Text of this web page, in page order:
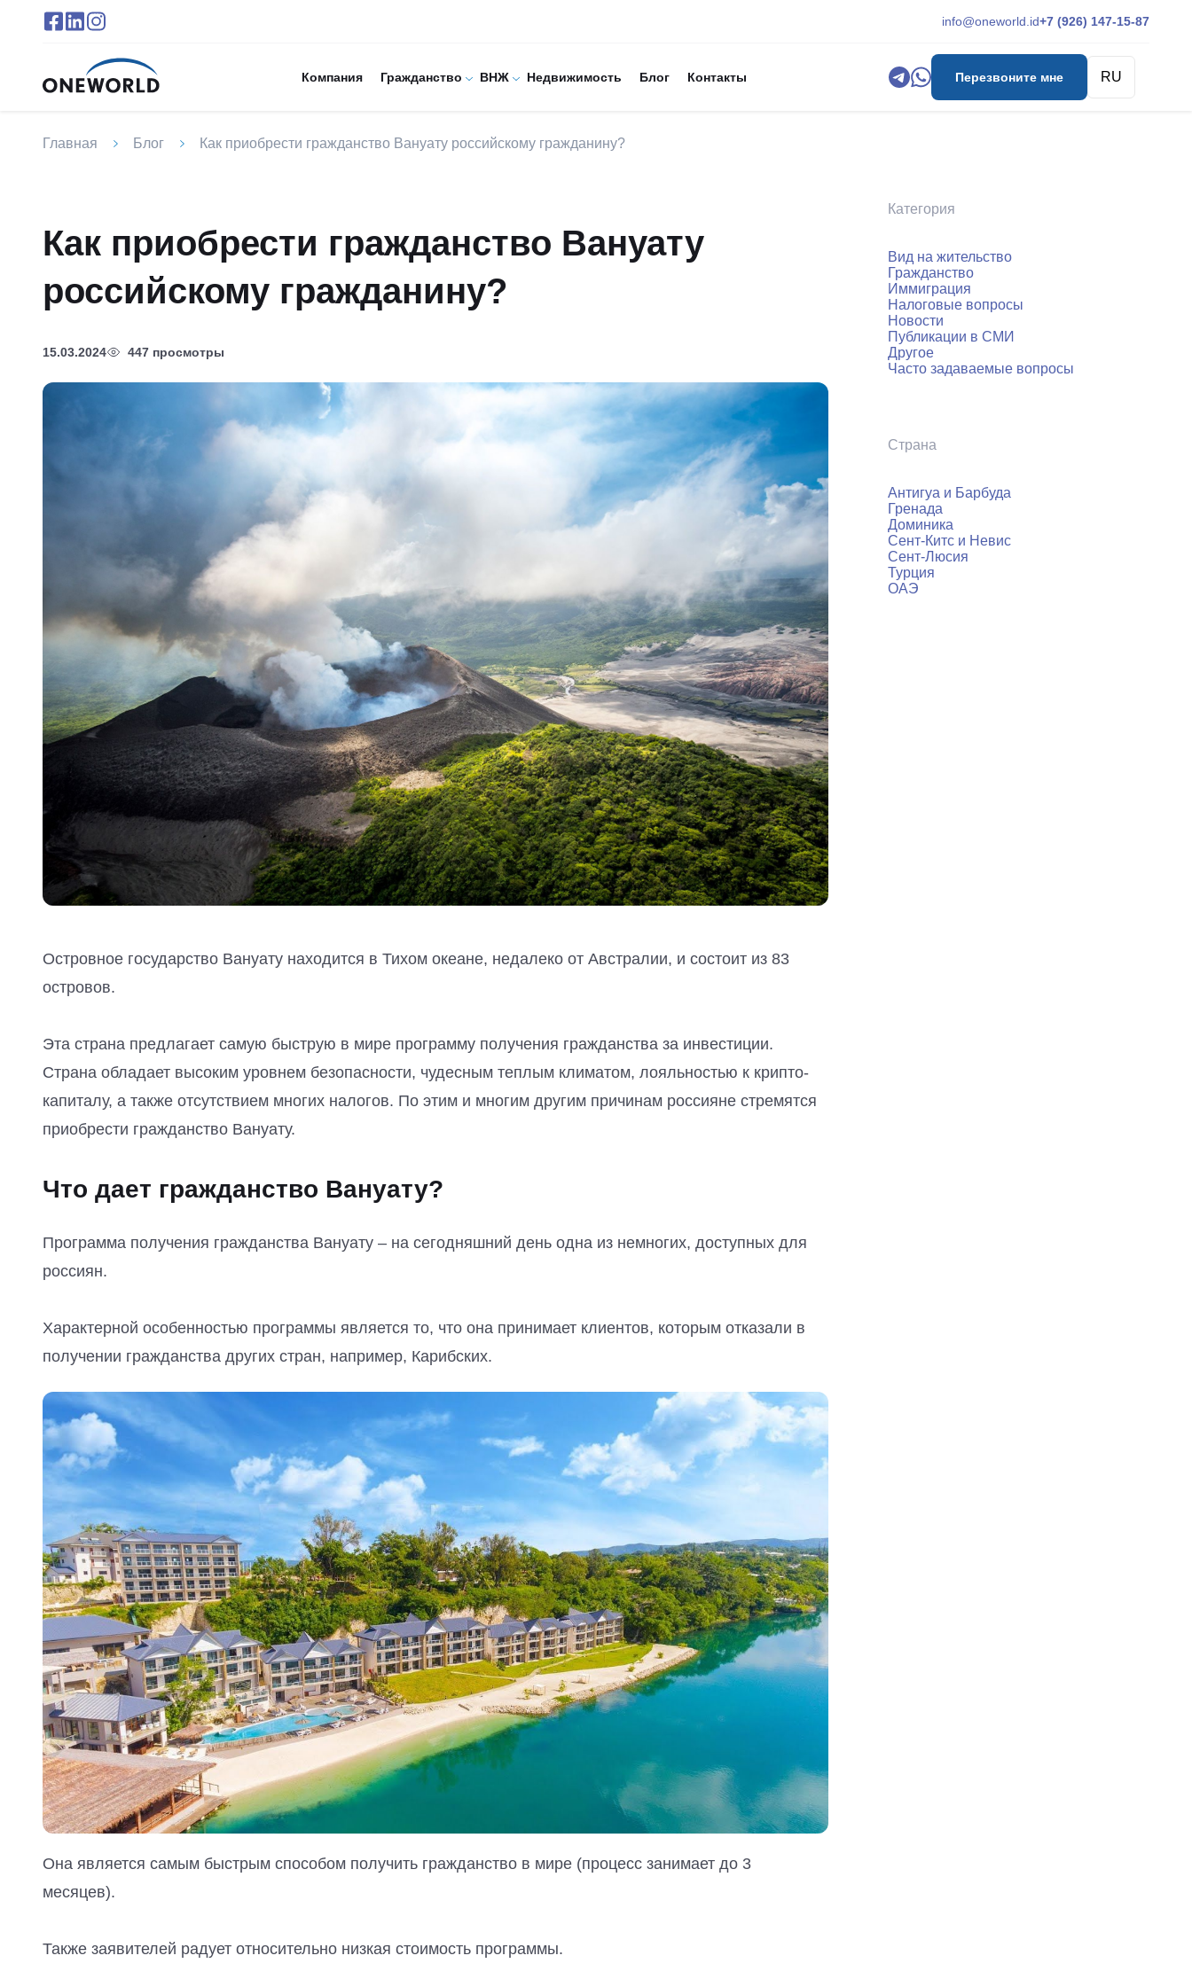
info@oneworld.id+7 (926) 147-15-87
Компания Гражданство ВНЖ Недвижимость Блог Контакты Перезвоните мне RU
Главная Блог Как приобрести гражданство Вануату российскому гражданину?
Как приобрести гражданство Вануату
российскому гражданину?
15.03.2024 447 просмотры
Островное государство Вануату находится в Тихом океане, недалеко от Австралии, и состоит из 83
островов.
Эта страна предлагает самую быструю в мире программу получения гражданства за инвестиции.
Страна обладает высоким уровнем безопасности, чудесным теплым климатом, лояльностью к крипто-
капиталу, а также отсутствием многих налогов. По этим и многим другим причинам россияне стремятся
приобрести гражданство Вануату.
Что дает гражданство Вануату?
Программа получения гражданства Вануату – на сегодняшний день одна из немногих, доступных для
россиян.
Характерной особенностью программы является то, что она принимает клиентов, которым отказали в
получении гражданства других стран, например, Карибских.
Она является самым быстрым способом получить гражданство в мире (процесс занимает до 3
месяцев).
Также заявителей радует относительно низкая стоимость программы.
Категория
Вид на жительство
Гражданство
Иммиграция
Налоговые вопросы
Новости
Публикации в СМИ
Другое
Часто задаваемые вопросы
Страна
Антигуа и Барбуда
Гренада
Доминика
Сент-Китс и Невис
Сент-Люсия
Турция
ОАЭ